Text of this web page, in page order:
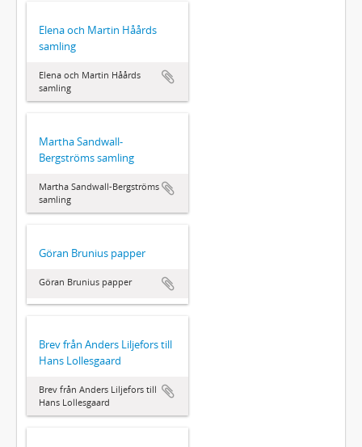
Elena och Martin Håårds
samling
Elena och Martin Håårds
samling
Martha Sandwall-
Bergströms samling
Martha Sandwall-Bergströms
samling
Göran Brunius papper
Göran Brunius papper
Brev från Anders Liljefors till
Hans Lollesgaard
Brev från Anders Liljefors till
Hans Lollesgaard